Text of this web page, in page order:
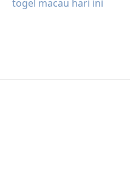
togel macau hari ini